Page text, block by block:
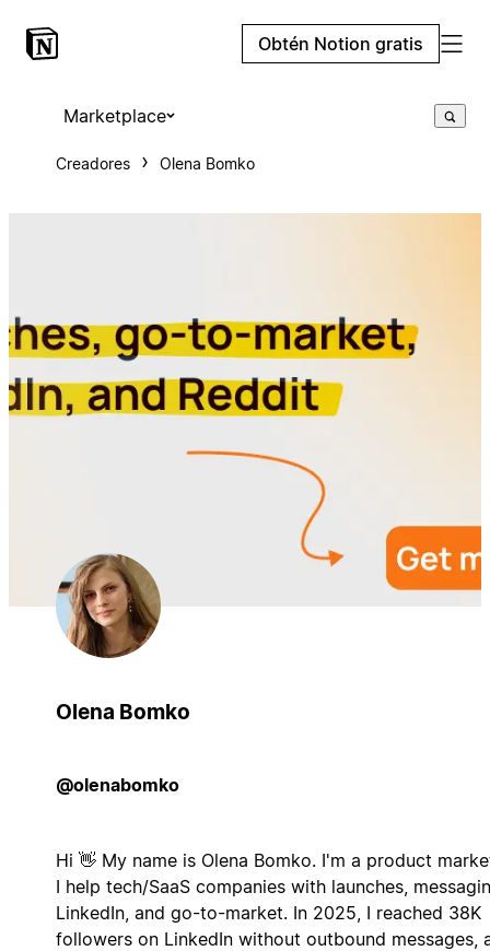
Obtén Notion gratis
Marketplace
Creadores Olena Bomko
Olena Bomko
@olenabomko
Hi 👋 My name is Olena Bomko. I'm a product
I help tech/SaaS companies with launches,
LinkedIn, and go-to-market. In 2025, I reached 38K
followers on LinkedIn without outbound messages,